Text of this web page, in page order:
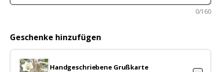
0/160
Geschenke hinzufügen
Handgeschriebene Grußkarte